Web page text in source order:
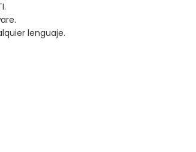
lenguaje.